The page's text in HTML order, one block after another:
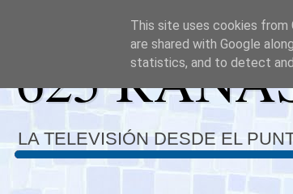
625
LA TELEVISIÓN DESDE EL
This site uses cookies from
are shared with Google
statistics, and to detect